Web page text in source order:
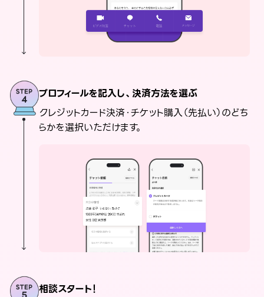
プロフィールを記入し、決済方法を選ぶ
クレジットカード決済・チケット購入（先払い）のどち
らかを選択いただけます。
相談スタート！